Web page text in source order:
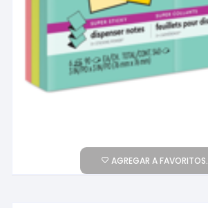
AGREGAR A FAVORITOS.